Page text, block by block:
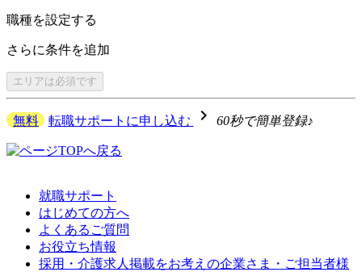
職種を設定する
さらに条件を追加
エリアは必須です
無料 転職サポートに申し込む navigate_next 60秒で簡単登録♪
就職サポート
はじめての方へ
よくあるご質問
お役立ち情報
採用・介護求人掲載をお考えの企業さま・ご担当者様